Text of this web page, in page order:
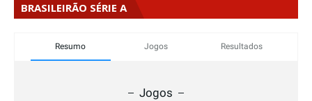
BRASILEIRÃO SÉRIE A
Resumo Jogos Resultados
Jogos